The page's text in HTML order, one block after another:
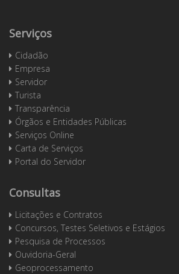
Serviços
Cidadão
Empresa
Servidor
Turista
Transparência
Órgãos e Entidades Públicas
Serviços Online
Carta de Serviços
Portal do Servidor
Consultas
Licitações e Contratos
Concursos, Testes Seletivos e Estágios
Pesquisa de Processos
Ouvidoria-Geral
Geoprocessamento